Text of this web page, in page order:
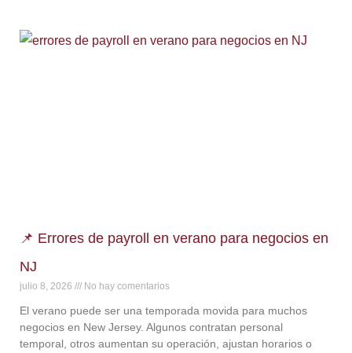
📌 Errores de payroll en verano para negocios en
NJ
julio 8, 2026 No hay comentarios
El verano puede ser una temporada movida para muchos
negocios en New Jersey. Algunos contratan personal
temporal, otros aumentan su operación, ajustan horarios o